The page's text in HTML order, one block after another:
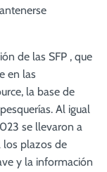
de las SFP , que
en las
la base de
Al igual
se llevaron a
los plazos de
y la información